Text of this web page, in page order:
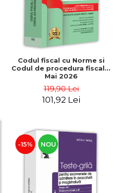
Codul fiscal cu Norme si
Codul de procedura fiscala.
Mai 2026
119,90 Lei
101,92 Lei
-15% NOU